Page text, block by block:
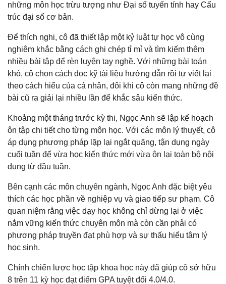
những môn học trừu tượng như Đại số tuyến tính hay Cấu
trúc đại số cơ bản.
Để thích nghi, cô đã thiết lập một kỷ luật tự học vô cùng
nghiêm khắc bằng cách ghi chép tỉ mỉ và tìm kiếm thêm
nhiều bài tập để rèn luyện tay nghề. Với những bài toán
khó, cô chọn cách đọc kỹ tài liệu hướng dẫn rồi tự viết lại
theo cách hiểu của cá nhân, đôi khi cô còn mang những đề
bài cũ ra giải lại nhiều lần để khắc sâu kiến thức.
Khoảng một tháng trước kỳ thi, Ngọc Anh sẽ lập kế hoạch
ôn tập chi tiết cho từng môn học. Với các môn lý thuyết, cô
áp dụng phương pháp lặp lại ngắt quãng, tận dụng ngày
cuối tuần để vừa học kiến thức mới vừa ôn lại toàn bộ nội
dung từ đầu tuần.
Bên cạnh các môn chuyên ngành, Ngọc Anh đặc biệt yêu
thích các học phần về nghiệp vụ và giao tiếp sư phạm. Cô
quan niệm rằng việc dạy học không chỉ dừng lại ở việc
nắm vững kiến thức chuyên môn mà còn cần phải có
phương pháp truyền đạt phù hợp và sự thấu hiểu tâm lý
học sinh.
Chính chiến lược học tập khoa học này đã giúp cô sở hữu
8 trên 11 kỳ học đạt điểm GPA tuyệt đối 4.0/4.0.